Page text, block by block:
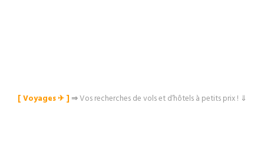
[ Voyages ✈︎ ]⇒Vos recherches de vols et d’hôtels à petits prix ! ⇓